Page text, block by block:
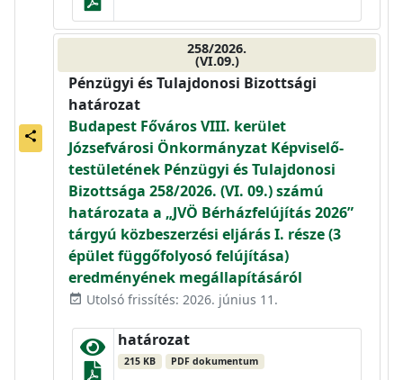
share
258/2026.
(VI.09.)
Pénzügyi és Tulajdonosi Bizottsági
határozat
Budapest Főváros VIII. kerület
Józsefvárosi Önkormányzat Képviselő-
testületének Pénzügyi és Tulajdonosi
Bizottsága 258/2026. (VI. 09.) számú
határozata a „JVÖ Bérházfelújítás 2026”
tárgyú közbeszerzési eljárás I. része (3
épület függőfolyosó felújítása)
eredményének megállapításáról
event_available Utolsó frissítés: 2026. június 11.
határozat
215 KB PDF dokumentum